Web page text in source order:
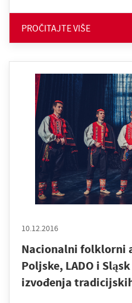
PROČITAJTE VIŠE
10.12.2016
Nacionalni folklorni
Poljske, LADO i
izvođenja